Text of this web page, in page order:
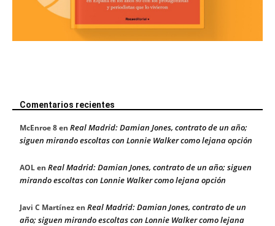
Comentarios recientes
McEnroe 8en Real Madrid: Damian Jones, contrato de un año;
siguen mirando escoltas con Lonnie Walker como lejana opción
AOLen Real Madrid: Damian Jones, contrato de un año; siguen
mirando escoltas con Lonnie Walker como lejana opción
Javi C Martínezen Real Madrid: Damian Jones, contrato de un
año; siguen mirando escoltas con Lonnie Walker como lejana